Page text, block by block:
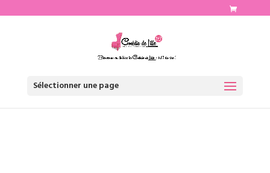
Sélectionner une page